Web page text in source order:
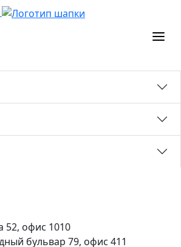
52, офис 1010
бульвар 79, офис 411